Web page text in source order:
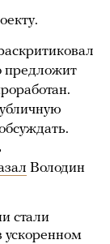
предложит
Володин
стали
ускоренном